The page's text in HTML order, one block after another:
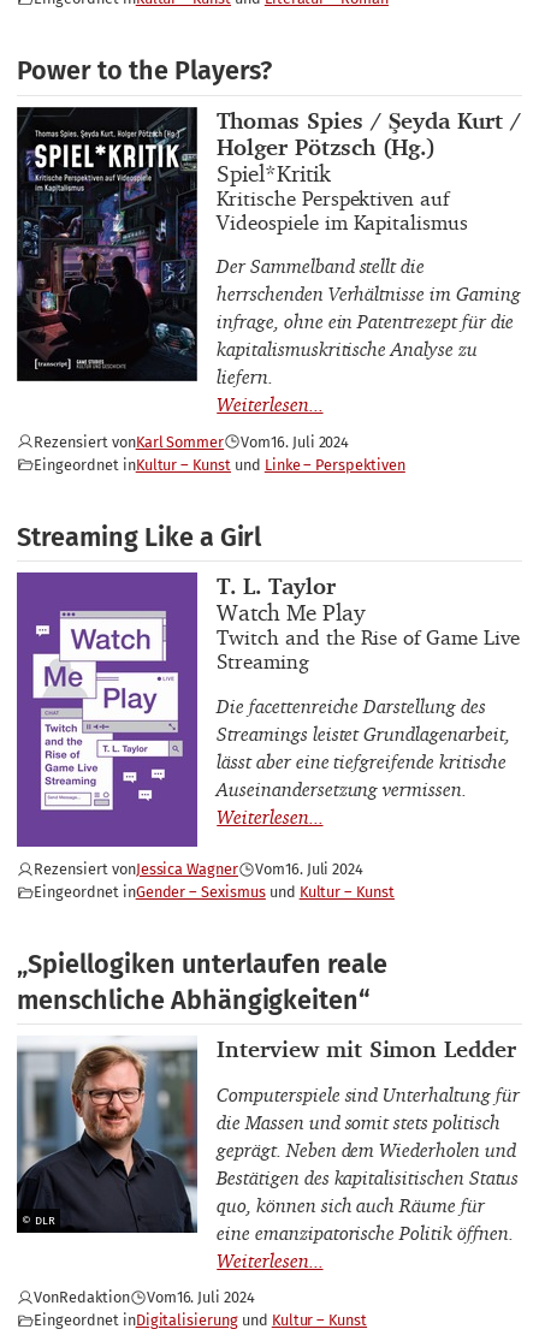
Power to the Players?
Buchautor_innen
Thomas Spies / Şeyda Kurt /
Holger Pötzsch (Hg.)
Buchtitel
Spiel*Kritik
Buchuntertitel
Kritische Perspektiven auf
Videospiele im Kapitalismus
Der Sammelband stellt die
herrschenden Verhältnisse im Gaming
infrage, ohne ein Patentrezept für die
kapitalismuskritische Analyse zu
liefern.
Rezensiert vonKarl Sommer Vom16. Juli 2024
Eingeordnet inKultur – Kunst Linke – Perspektiven
Streaming Like a Girl
Buchautor_innen
T. L. Taylor
Buchtitel
Watch Me Play
Buchuntertitel
Twitch and the Rise of Game Live
Streaming
Die facettenreiche Darstellung des
Streamings leistet Grundlagenarbeit,
lässt aber eine tiefgreifende kritische
Auseinandersetzung vermissen.
Rezensiert vonJessica Wagner Vom16. Juli 2024
Eingeordnet inGender – Sexismus Kultur – Kunst
„Spiellogiken unterlaufen reale
menschliche Abhängigkeiten“
© DLR
Interviewpartner_innen
Interview mit Simon Ledder
Computerspiele sind Unterhaltung für
die Massen und somit stets politisch
geprägt. Neben dem Wiederholen und
Bestätigen des kapitalisitischen Status
quo, können sich auch Räume für
eine emanzipatorische Politik öffnen.
VonRedaktion Vom16. Juli 2024
Eingeordnet inDigitalisierung Kultur – Kunst